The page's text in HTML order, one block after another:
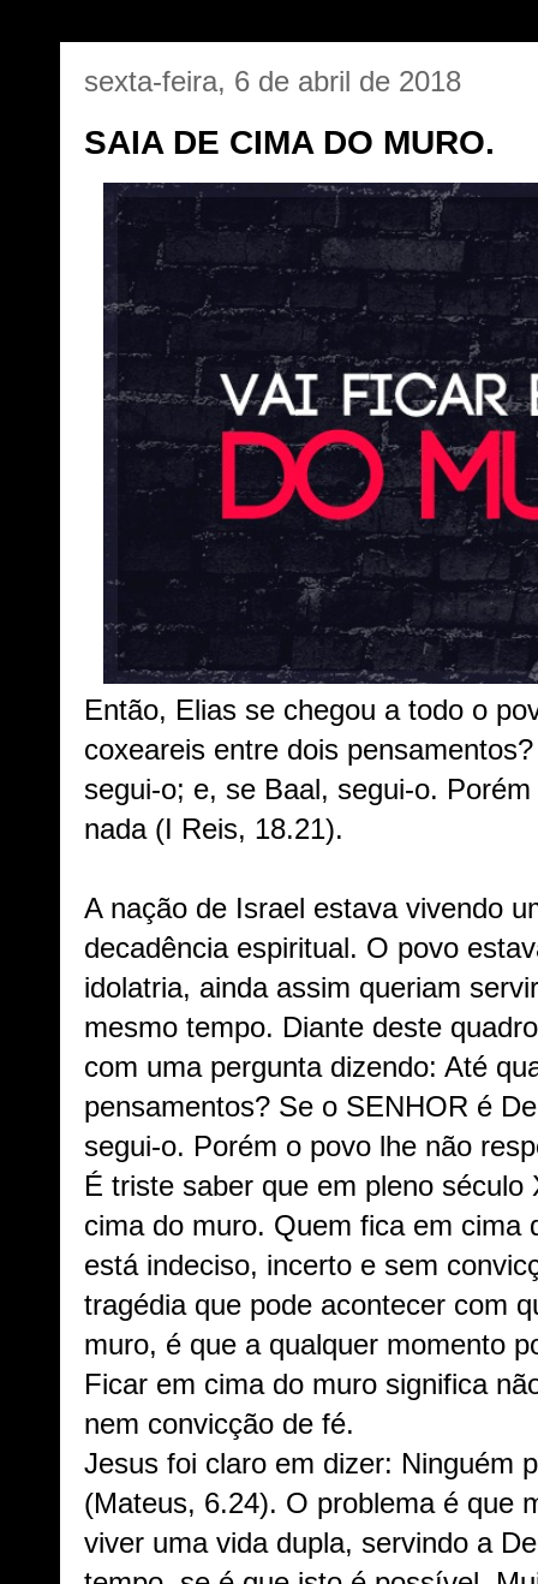
sexta-feira, 6 de abril de 2018
SAIA DE CIMA DO MURO.
Então, Elias se chegou a todo o
coxeareis entre dois
segui-o; e, se Baal, segui-o.
nada (I Reis, 18.21).
A nação de Israel estava vivendo
decadência espiritual. O povo
idolatria, ainda assim queriam
mesmo tempo. Diante deste
com uma pergunta dizendo: Até
pensamentos? Se o SENHOR é
segui-o. Porém o povo lhe não
É triste saber que em pleno
cima do muro. Quem fica em cima
está indeciso, incerto e sem
tragédia que pode acontecer com
muro, é que a qualquer momento
Ficar em cima do muro significa
nem convicção de fé.
Jesus foi claro em dizer: Ninguém
(Mateus, 6.24). O problema é que
viver uma vida dupla, servindo a